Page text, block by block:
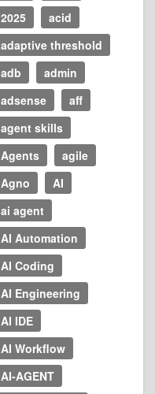
2025
acid
adaptive threshold
adb
admin
adsense
aff
agent skills
Agents
agile
Agno
AI
ai agent
AI Automation
AI Coding
AI Engineering
AI IDE
AI Workflow
AI-AGENT